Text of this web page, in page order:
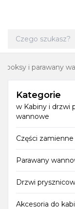
boksy i parawany
Kategorie
w Kabiny i drzwi
wannowe
Części
Parawany
Drzwi
Akcesoria do